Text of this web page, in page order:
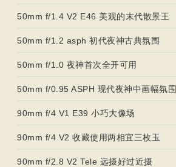
50mm f/1.4 V2 E46 美观的末代散景王
50mm f/1.2 asph 初代夜神古典氛围
50mm f/1.0 夜神首次全开可用
50mm f/0.95 ASPH 现代夜神中画幅氛围
90mm f/4 V1 E39 小巧大像场
90mm f/4 V2 收藏使用两相宜三枚玉
90mm f/2.8 V2 Tele 远摄好过近摄